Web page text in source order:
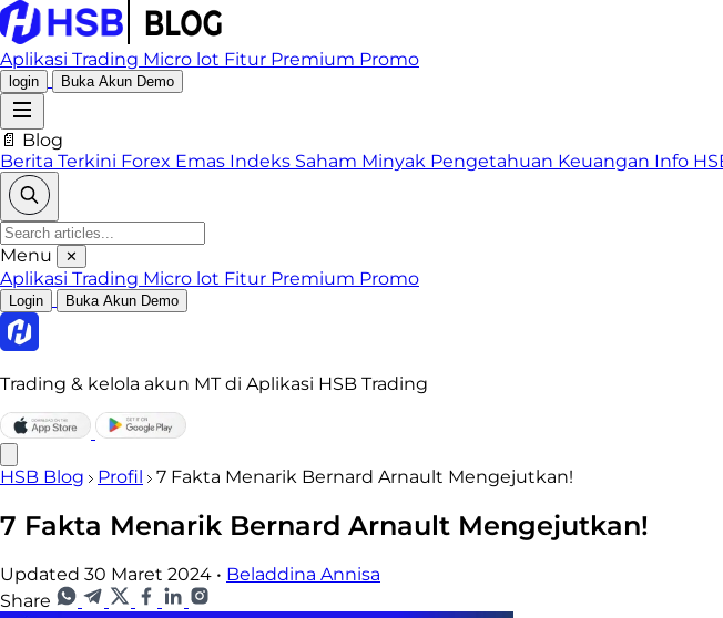
Aplikasi Trading Micro lot Fitur Premium Promo
login Buka Akun Demo
📄 Blog
Berita Terkini Forex Emas Indeks Saham Minyak Pengetahuan Keuangan Info
Menu ✕
Aplikasi Trading Micro lot Fitur Premium Promo
Login Buka Akun Demo
Trading & kelola akun MT di Aplikasi HSB Trading
HSB Blog Profil 7 Fakta Menarik Bernard Arnault Mengejutkan!
7 Fakta Menarik Bernard Arnault Mengejutkan!
Updated 30 Maret 2024 • Beladdina Annisa
Share